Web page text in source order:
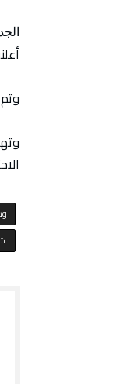
وتم التأكد من